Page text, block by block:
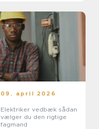
09. april 2026
Elektriker vedbæk sådan
vælger du den rigtige
fagmand